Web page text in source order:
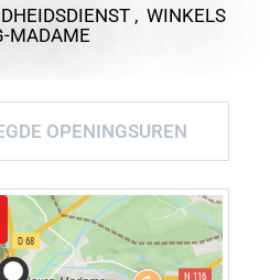
, WINKELS
MADAME
OPENINGSUREN